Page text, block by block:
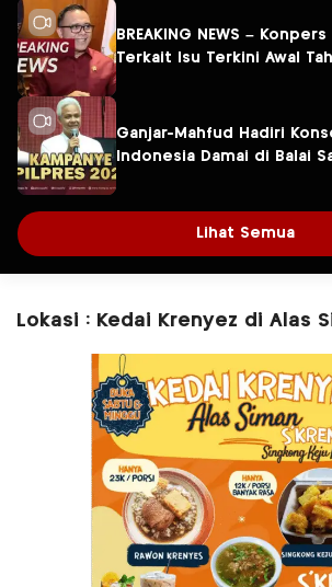
BREAKING NEWS –
Terkait Isu Terkini Awal
Ganjar-Mahfud Hadiri
Indonesia Damai di Balai
Lihat Semua
Lokasi : Kedai Krenyez di Alas